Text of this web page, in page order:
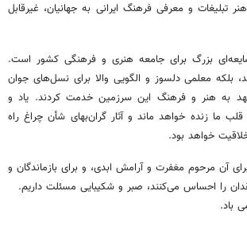
تبلیغات و معرفی فرهنگ ایرانی به جهانیان، غیرقابل
ضایعه‌ای بزرگ برای جامعه هنری و فرهنگی کشور است.
بلکه معلمی دلسوز و الگویی والا برای نسل‌های جوان
به هنر و فرهنگ این سرزمین خدمت کردند. یاد و
ما زنده خواهد ماند و آثار گران‌بهای شأن چراغ راه
خواهد بود.
آن مرحوم مغفرت و آرامش ابدی، و برای بازماندگان و
را احساس می‌کنند، صبر و شکیبایی مسئلت داریم.
باد.